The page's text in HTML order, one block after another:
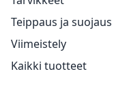
Teippaus ja suojaus
Viimeistely
Kaikki tuotteet